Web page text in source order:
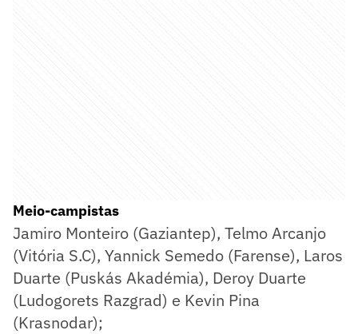
Meio-campistas
Jamiro Monteiro (Gaziantep), Telmo Arcanjo
(Vitória S.C), Yannick Semedo (Farense), Laros
Duarte (Puskás Akadémia), Deroy Duarte
(Ludogorets Razgrad) e Kevin Pina
(Krasnodar);